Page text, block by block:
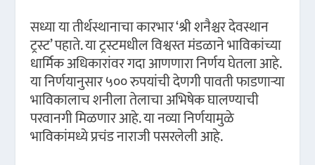
सध्या या तीर्थस्थानाचा कारभार ‘श्री शनैश्चर देवस्थान
ट्रस्ट’ पहाते. या ट्रस्टमधील विश्वस्त मंडळाने भाविकांच्या
धार्मिक अधिकारांवर गदा आणणारा निर्णय घेतला आहे.
या निर्णयानुसार ५०० रुपयांची देणगी पावती फाडणाऱ्या
भाविकालाच शनीला तेलाचा अभिषेक घालण्याची
परवानगी मिळणार आहे. या नव्या निर्णयामुळे
भाविकांमध्ये प्रचंड नाराजी पसरलेली आहे.